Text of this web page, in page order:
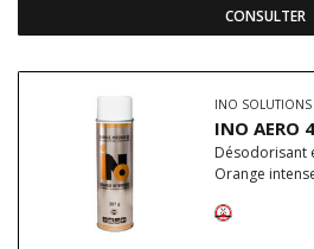
CONSULTER
INO SOLUTIONS
INO AERO
Désodorisant et rafraîchisseur d’air
Orange